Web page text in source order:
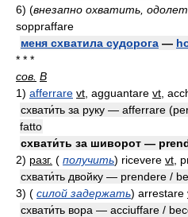
6) (внезапно охватить,
soppraffare
меня схватила судорога —
* * *
сов. В
1) afferrare vt , agguantare vt ,
схвати́ть за руку — afferrare
fatto
схвати́ть за шиворот —
2) разг. ( получить) ricevere vt ,
схвати́ть двойку — prendere /
3) ( силой задержать) arrestare
схвати́ть вора — acciuffare /